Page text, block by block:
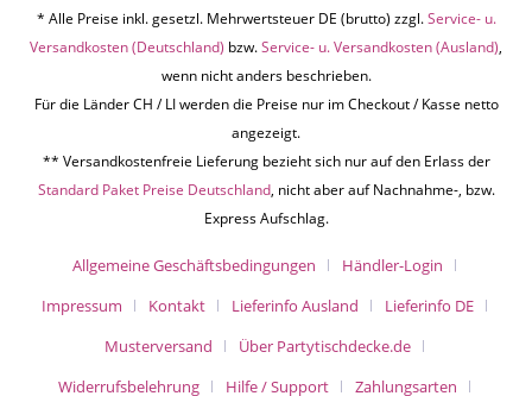
* Alle Preise inkl. gesetzl. Mehrwertsteuer DE (brutto) zzgl.Service- u.
Versandkosten (Deutschland) bzw.Service- u. Versandkosten (Ausland),
wenn nicht anders beschrieben.
Für die Länder CH / LI werden die Preise nur im Checkout / Kasse netto
angezeigt.
** Versandkostenfreie Lieferung bezieht sich nur auf den Erlass der
Standard Paket Preise Deutschland, nicht aber auf Nachnahme-, bzw.
Express Aufschlag.
Allgemeine Geschäftsbedingungen
Händler-Login
Impressum
Kontakt Lieferinfo Ausland
Lieferinfo DE
Musterversand
Über Partytischdecke.de
Widerrufsbelehrung
Hilfe / Support Zahlungsarten